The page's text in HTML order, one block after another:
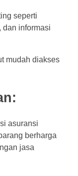
seperti
dan informasi
mudah diakses
asuransi
berharga
jasa